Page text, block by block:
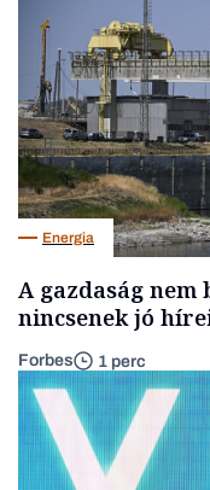
Energia
A gazdaság
nincsenek jó
Forbes 1 perc